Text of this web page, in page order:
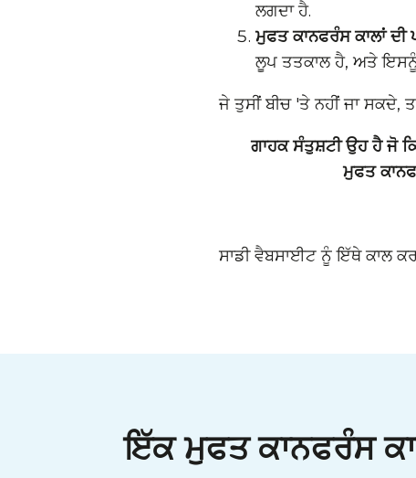
ਲਗਦਾ ਹੈ.
ਮੁਫਤ ਕਾਨਫਰੰਸ ਕਾਲਾਂ
ਲੂਪ ਤਤਕਾਲ ਹੈ, ਅਤੇ ਇਸਨੂੰ
ਜੇ ਤੁਸੀਂ ਬੀਚ 'ਤੇ ਨਹੀਂ ਜਾ ਸਕਦੇ,
ਗਾਹਕ ਸੰਤੁਸ਼ਟੀ ਉਹ ਹੈ ਜੋ
ਮੁਫਤ
ਸਾਡੀ ਵੈਬਸਾਈਟ ਨੂੰ ਇੱਥੇ ਕਾਲ
ਇੱਕ ਮੁਫਤ ਕਾਨਫਰੰਸ